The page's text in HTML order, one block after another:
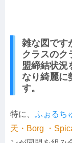
雑な図です
クラスのク
盟締結状況
なり綺麗に
す。
特に、 ふぉるち
天・Borg ・